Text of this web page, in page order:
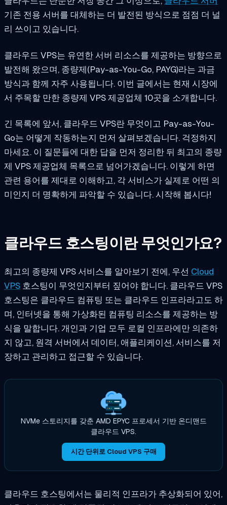
기존 전용 서버를 대체하는 더 발전된 방식으로 점점 더 널
리 쓰이고 있습니다.
클라우드 VPS는 유연한 서버 리소스를 제공하는 방향으로
발전해 왔으며, 종량제(Pay-as-You-Go, PAYG)라는 과금
방식과 함께 자주 사용됩니다. 이번 글에서는 현재 시장에
서 주목할 만한 종량제 VPS 제공업체 10곳을 소개합니다.
긴 목록에 앞서, 클라우드 VPS란 무엇이고 Pay-as-You-
Go는 어떻게 작동하는지 먼저 살펴보겠습니다. 걱정하지
마세요. 이 질문들에 대한 답을 먼저 정리한 뒤 최고의 종량
제 VPS 제공업체 목록으로 넘어가겠습니다. 이렇게 하면
관련 용어를 제대로 이해하고, 각 서비스가 실제로 어떤 의
미인지 더 명확하게 파악할 수 있습니다. 시작해 봅시다!
클라우드 호스팅이란 무엇인가요?
최고의 종량제 VPS 서비스를 알아보기 전에, 우선 Cloud
VPS 호스팅이 무엇인지부터 짚어야 합니다. 클라우드 VPS
호스팅은 클라우드 컴퓨팅 또는 클라우드 인프라라고도 하
며, 인터넷을 통해 가상화된 컴퓨팅 리소스를 제공하는 방
식을 말합니다. 개인과 기업 모두 로컬 인프라에만 의존하
지 않고, 원격 서버에서 데이터, 애플리케이션, 서비스를 저
장하고 관리하고 접근할 수 있습니다.
NVMe 스토리지를 갖춘 AMD EPYC 프로세서 기반 온디맨드
클라우드 VPS.
시간 단위로 Cloud VPS 구매
클라우드 호스팅에서는 물리적 인프라가 추상화되어 있어,